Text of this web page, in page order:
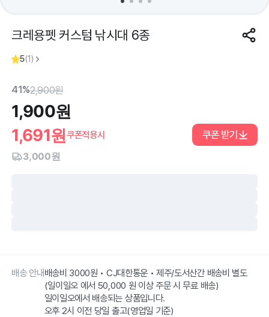
크레용펫 커스텀 낚시대 6종
5(1)
41%2,900원
1,900원
1,691원쿠폰적용시 쿠폰 받기
3,000원
배송 안내배송비 3000원 • CJ대한통운 • 제주/도서산간 배송비 별도
(일이일오 에서 50,000 원 이상 주문 시 무료 배송)
일이일오에서 배송되는 상품입니다.
오후 2시 이전 당일 출고(영업일 기준)